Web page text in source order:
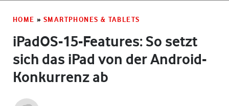
HOME » SMARTPHONES & TABLETS
iPadOS-15-Features: So setzt
sich das iPad von der Android-
Konkurrenz ab